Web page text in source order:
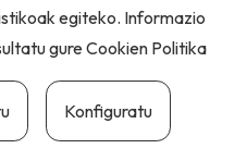
egiteko. Informazio
gureCookien Politika
Konfiguratu